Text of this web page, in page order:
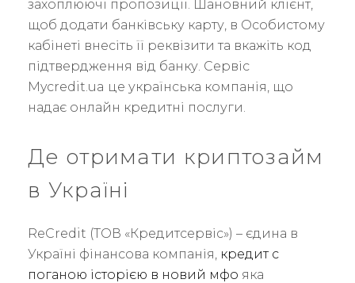
захоплюючі пропозиції. Шановний клієнт,
щоб додати банківську карту, в Особистому
кабінеті внесіть її реквізити та вкажіть код
підтвердження від банку. Сервіс
Mycredit.ua це українська компанія, що
надає онлайн кредитні послуги.
Де отримати криптозайм
в Україні
ReCredit (ТОВ «Кредитсервіс») – єдина в
Україні фінансова компанія, кредит с
поганою історією в новий мфо яка